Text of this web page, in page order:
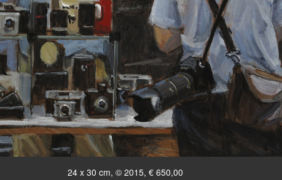
24 x 30 cm, © 2015, € 650,00